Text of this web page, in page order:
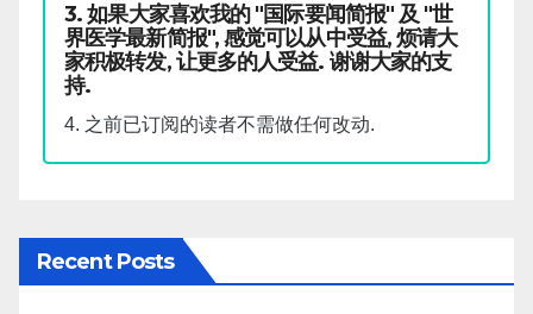
3. 如果大家喜欢我的 "国际要闻简报" 及 "世
界医学最新简报", 感觉可以从中受益, 烦请大
家积极转发, 让更多的人受益. 谢谢大家的支
持.
4. 之前已订阅的读者不需做任何改动.
Recent Posts